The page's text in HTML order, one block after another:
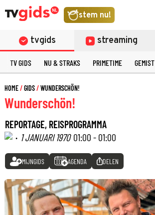
stem nu!
tvgids streaming
TV GIDS NU & STRAKS PRIMETIME GEMIST
HOME GIDS WUNDERSCHÖN!
Wunderschön!
REPORTAGE, REISPROGRAMMA
· 1 JANUARI 1970 01:00 - 01:00
MIJNGIDS AGENDA DELEN